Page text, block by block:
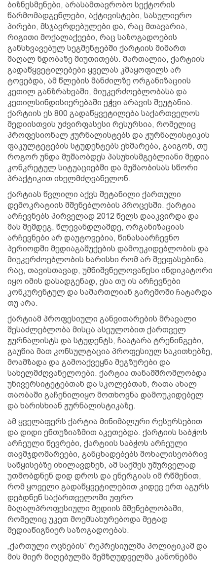
ბიზნესმენები, არასამთავრობო სექტორის
წარმომადგენლები, აქტივისტები, სასულიერო
პირები, მსჯავრდებულები და, რაც მთავარია,
რიგითი მოქალაქეები, რაც საზოგადოების
განსხვავებულ სეგმენტებში ქარტიის მიმართ
მაღალ ნდობაზე მიუთითებს. მართალია, ქარტიის
გადაწყვეტილებები ყველას კმაყოფილს არ
ტოვებდა, ამ წლების მანძილზე ორგანიზაციის
კეთილ განზრახვაში, მიუკერძოებლობასა და
კეთილსინდისიერებაში ეჭვი არავის შეუტანია.
ქარტიის ეს 800 გადაწყვეტილება საქართველოს
მედიისთვის უძვირფასესი რესურსია, რომელიც
პროფესიონალ ჟურნალისტებს და ჟურნალისტიკის
ფაკულტეტების სტუდენტებს ეხმარება, გაიგონ, თუ
როგორ უნდა მუშაობდეს პასუხისმგებლიანი მედია
კონკრეტულ სიტუაციებში და მუშაობისას სწორი
პრაქტიკით იხელმძღვანელონ.
ქარტიას წვლილი აქვს შეტანილი ქართული
დემოკრატიის მშენებლობის პროცესში. ქარტია
არჩევნებს პირველად 2012 წელს დააკვირდა და
მას შემდეგ, წლევანდლამდე, ორგანიზაციას
არჩევნები არ დაუტოვებია, წინასაარჩევნო
პერიოდში მედიაგაშუქების დამოუკიდებლობის და
მიუკერძოებლობის ხარისხი რომ არ შეეფასებინა,
რაც, თავისთავად, უმნიშვნელოვანესი ინდიკატორი
იყო იმის დასადგენად, ესა თუ ის არჩევნები
კონკურენტულ და სამართლიან გარემოში ჩატარდა
თუ არა.
ქარტიამ პროფესიული განვითარების მრავალი
შესაძლებლობა მისცა ასეულობით ქართველ
ჟურნალისტს და სტუდენტს, ჩაატარა ტრენინგები,
გაუწია მათ კონსულტაცია პროფესიულ საკითხებზე,
მოამზადა და გამოაქვეყნა მეგზურები და
სახელმძღვანელოები. ქარტია თანამშრომლობდა
უნივერსიტეტებთან და სკოლებთან, რათა ახალ
თაობაში გაჩენილიყო მოთხოვნა დამოუკიდებელ
და ხარისხიან ჟურნალისტიკაზე.
ამ ყველაფერს ქარტია მინიმალური რესურსებით
და დიდი ენთუზიაზმით აკეთებდა. ქარტიის საბჭოს
არჩეული წევრები, ქარტიის საბჭოს არჩეული
თავმჯდომარეები, განცხადებებს მოხალისეობრივ
საწყისებზე იხილავდნენ, ამ საქმეს უშურველად
უთმობდნენ დიდ დროს და ენერგიას იმ რწმენით,
რომ ყოველი გადაწყვეტილებით კიდევ ერთ აგურს
დებდნენ საქართველოში უფრო
მაღალპროფესიული მედიის მშენებლობაში,
რომელიც უკეთ მოემსახურებოდა მეტად
მედიაწიგნიერ საზოგადოებას.
„ქართული ოცნების“ რეპრესიულმა პოლიტიკამ და
მის მიერ მიღებულმა შემზღუდველმა კანონებმა